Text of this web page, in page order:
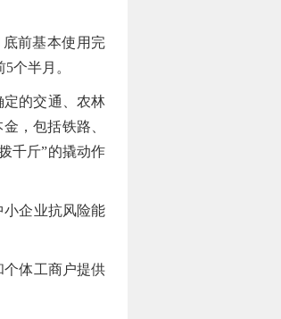
前基本使用完
个半月。
的交通、农林
，包括铁路、
千斤”的撬动作
企业抗风险能
体工商户提供